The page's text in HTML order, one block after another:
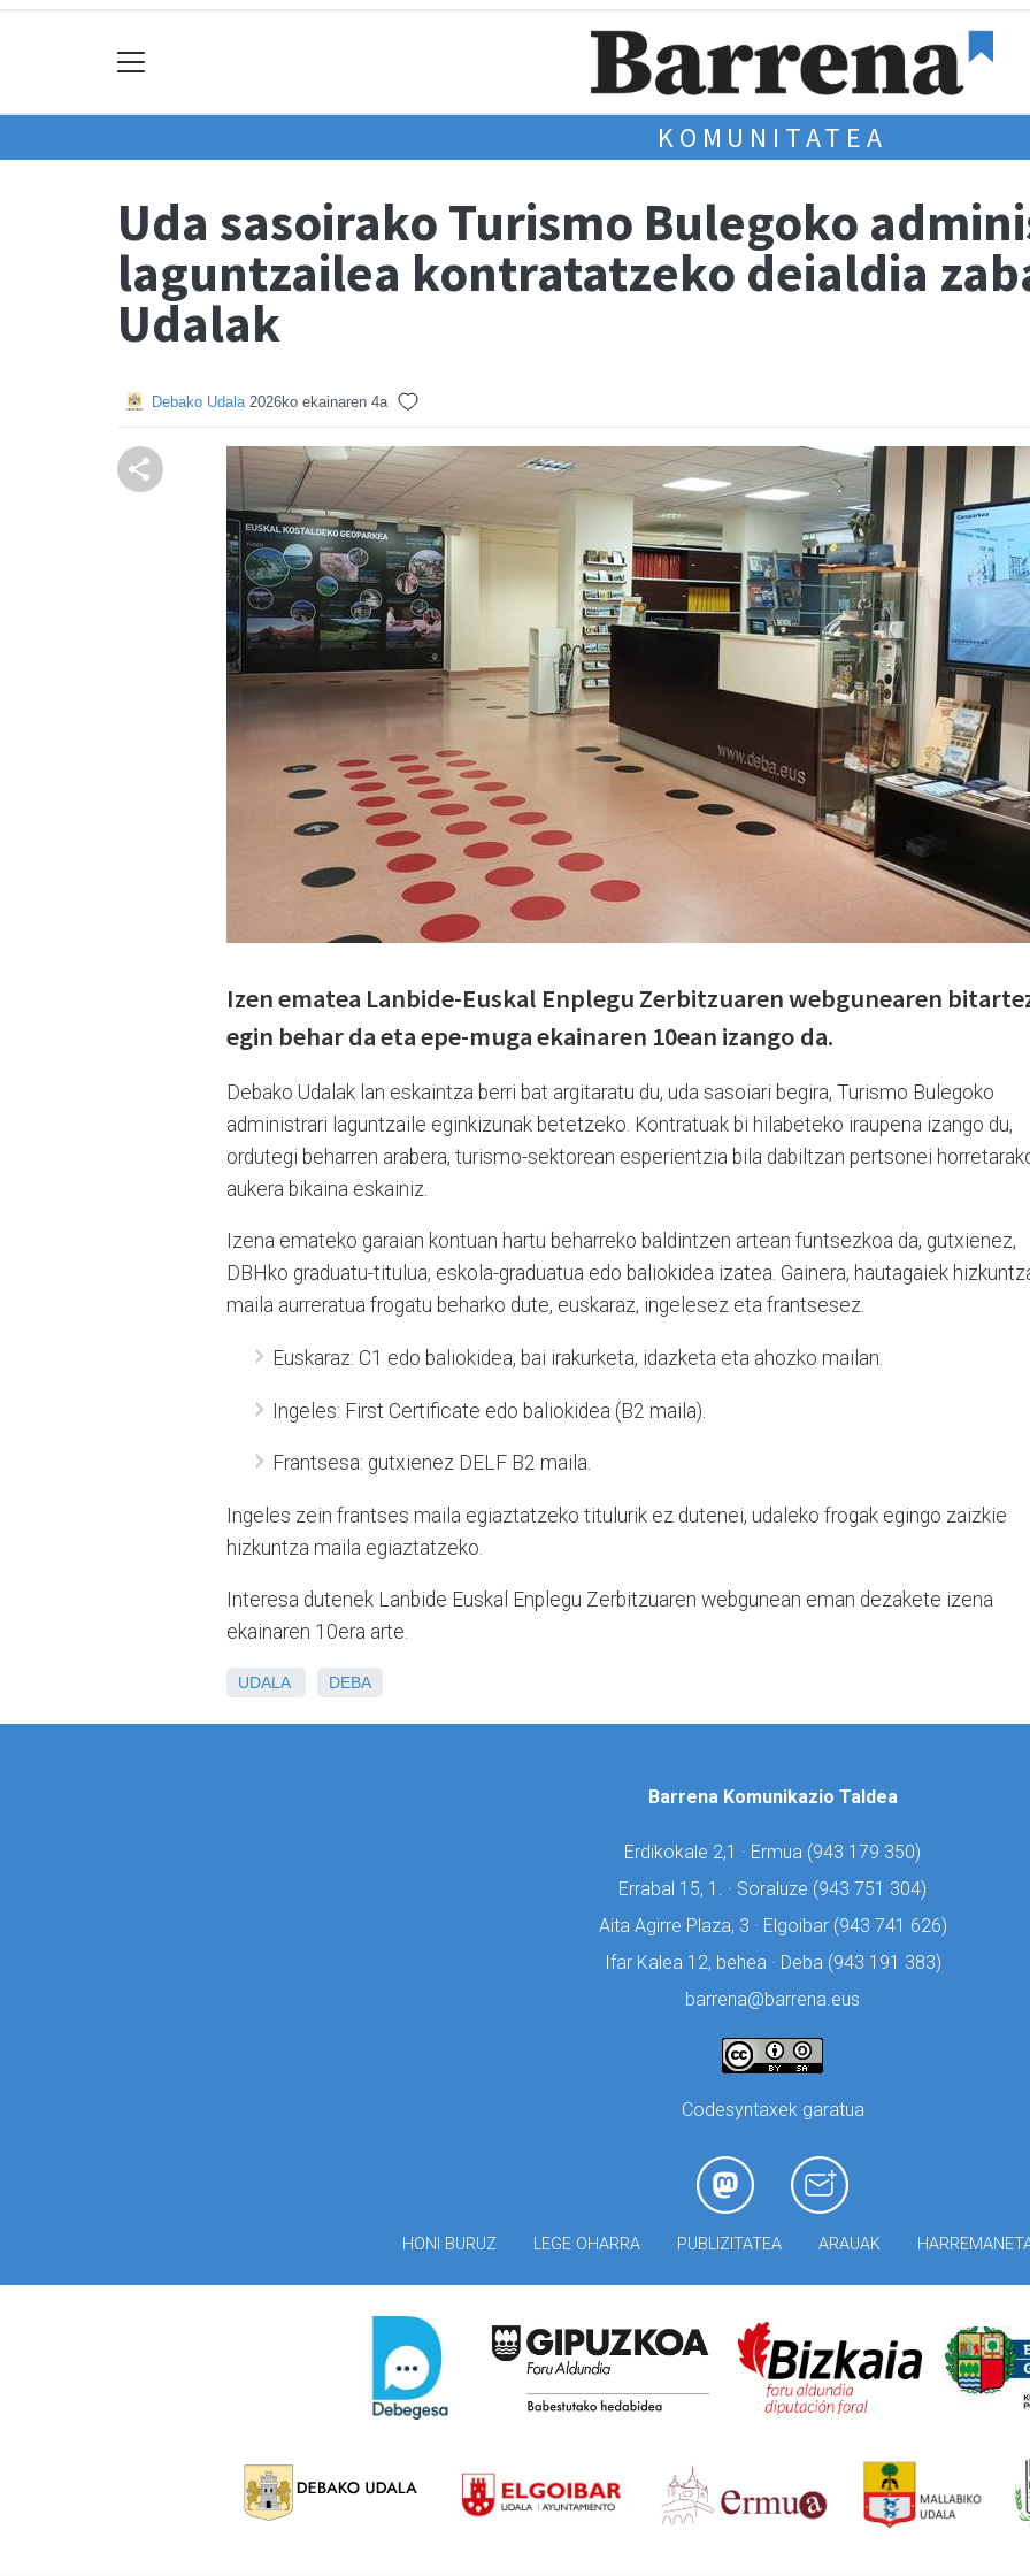
KOMUNITATEA
Uda sasoirako Turismo Bulegoko
laguntzailea kontratatzeko deialdia
Udalak
Debako Udala 2026ko ekainaren 4a
Izen ematea Lanbide-Euskal Enplegu Zerbitzuaren webgunearen
egin behar da eta epe-muga ekainaren 10ean izango da.
Debako Udalak lan eskaintza berri bat argitaratu du, uda sasoiari begira, Turismo Bulegoko
administrari laguntzaile eginkizunak betetzeko. Kontratuak bi hilabeteko iraupena izango du,
ordutegi beharren arabera, turismo-sektorean esperientzia bila dabiltzan pertsonei
aukera bikaina eskainiz.
Izena emateko garaian kontuan hartu beharreko baldintzen artean funtsezkoa da, gutxienez,
DBHko graduatu-titulua, eskola-graduatua edo baliokidea izatea. Gainera, hautagaiek
maila aurreratua frogatu beharko dute, euskaraz, ingelesez eta frantsesez.
Euskaraz: C1 edo baliokidea, bai irakurketa, idazketa eta ahozko mailan.
Ingeles: First Certificate edo baliokidea (B2 maila).
Frantsesa: gutxienez DELF B2 maila.
Ingeles zein frantses maila egiaztatzeko titulurik ez dutenei, udaleko frogak egingo zaizkie
hizkuntza maila egiaztatzeko.
Interesa dutenek Lanbide Euskal Enplegu Zerbitzuaren webgunean eman dezakete izena
ekainaren 10era arte.
UDALA DEBA
Barrena Komunikazio Taldea
Erdikokale 2,1 · Ermua (943 179 350)
Errabal 15, 1. · Soraluze (943 751 304)
Aita Agirre Plaza, 3 · Elgoibar (943 741 626)
Ifar Kalea 12, behea · Deba (943 191 383)
barrena@barrena.eus
Codesyntaxek garatua
HONI BURUZ LEGE OHARRA PUBLIZITATEA ARAUAK